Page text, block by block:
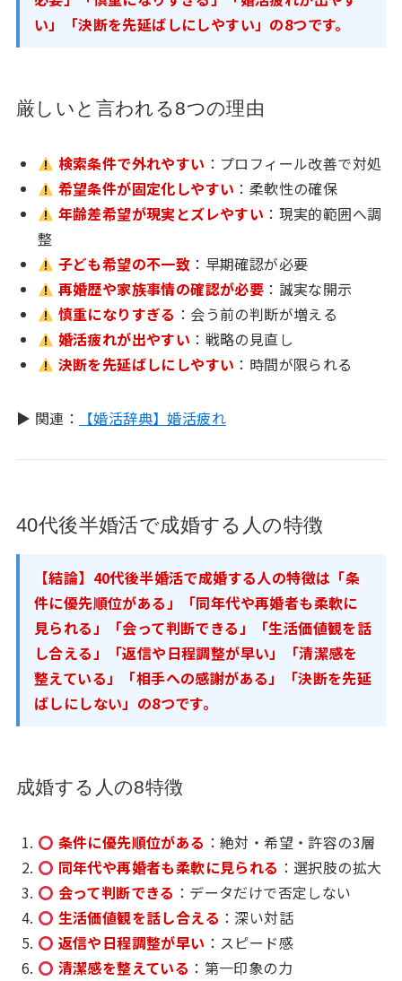
い」「決断を先延ばしにしやすい」の8つです。
厳しいと言われる8つの理由
検索条件で外れやすい ：プロフィール改善で対処
希望条件が固定化しやすい ：柔軟性の確保
年齢差希望が現実とズレやすい ：現実的範囲へ調
整
子ども希望の不一致 ：早期確認が必要
再婚歴や家族事情の確認が必要 ：誠実な開示
慎重になりすぎる ：会う前の判断が増える
婚活疲れが出やすい ：戦略の見直し
決断を先延ばしにしやすい ：時間が限られる
▶ 関連： 【婚活辞典】婚活疲れ
40代後半婚活で成婚する人の特徴
【結論】40代後半婚活で成婚する人の特徴は「条
件に優先順位がある」「同年代や再婚者も柔軟に
見られる」「会って判断できる」「生活価値観を話
し合える」「返信や日程調整が早い」「清潔感を
整えている」「相手への感謝がある」「決断を先延
ばしにしない」の8つです。
成婚する人の8特徴
条件に優先順位がある ：絶対・希望・許容の3層
同年代や再婚者も柔軟に見られる ：選択肢の拡大
会って判断できる ：データだけで否定しない
生活価値観を話し合える ：深い対話
返信や日程調整が早い ：スピード感
清潔感を整えている ：第一印象の力